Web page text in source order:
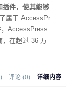
件，使其能够
属于 AccessPr
AccessPress
，在超过 36 万
评论 (0) 详细内容